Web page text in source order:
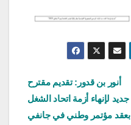
أنور بن قدور: تقديم مقترح
جديد لإنهاء أزمة اتحاد الشغل
بعقد مؤتمر وطني في جانفي